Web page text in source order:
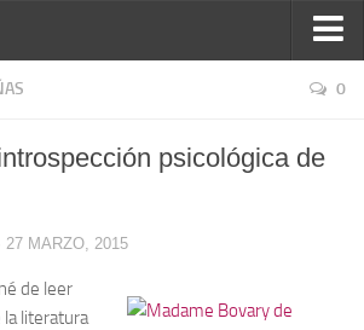
0
psicológica de
27 MARZO, 2015
de leer
la literatura